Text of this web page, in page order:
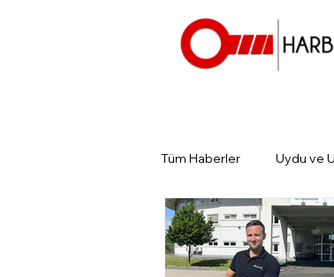
Tüm Haberler Uydu ve
Günün Gündemi